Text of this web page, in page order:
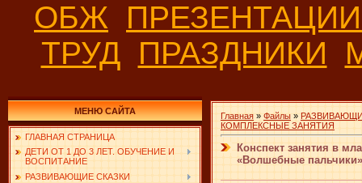
ОБЖ
ТРУД ПРАЗДНИКИ
МЕНЮ САЙТА
ГЛАВНАЯ СТРАНИЦА
ДЕТИ ОТ 1 ДО 3 ЛЕТ. ОБУЧЕНИЕ И
ВОСПИТАНИЕ
РАЗВИВАЮЩИЕ СКАЗКИ
Главная » Файлы »
КОМПЛЕКСНЫЕ ЗАНЯТИЯ
Конспект занятия в
«Волшебные пальчики»